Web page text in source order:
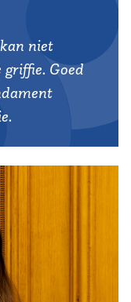
niet
Goed